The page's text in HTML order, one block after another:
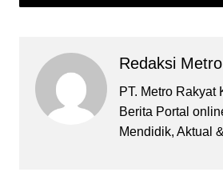
Redaksi
PT. Metro Rakyat
Berita Portal
Mendidik, Aktual